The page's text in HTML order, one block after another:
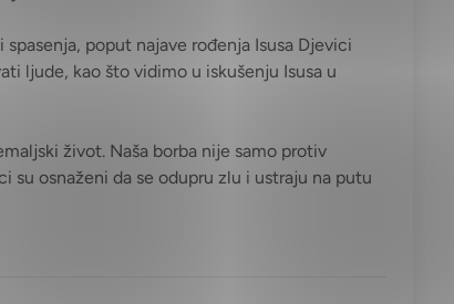
poput najave rođenja Isusa Djevici
ljude, kao što vidimo u iskušenju Isusa u
život. Naša borba nije samo protiv
osnaženi da se odupru zlu i ustraju na putu